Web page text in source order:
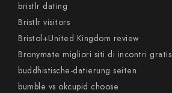
bristlr dating
Bristlr visitors
Bristol+United Kingdom review
Bronymate migliori siti di incontri gratis
buddhistische-datierung seiten
bumble vs okcupid choose